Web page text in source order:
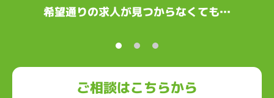
鳥取県島根県 岡山県広島県山口県 徳島県 香川県
希望通りの求人が見つからなくても…
ご相談はこちらから